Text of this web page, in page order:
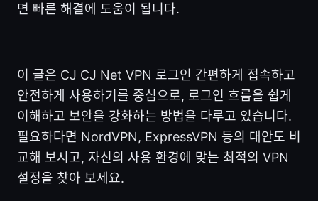
면 빠른 해결에 도움이 됩니다.
이 글은 CJ CJ Net VPN 로그인 간편하게 접속하고
안전하게 사용하기를 중심으로, 로그인 흐름을 쉽게
이해하고 보안을 강화하는 방법을 다루고 있습니다.
필요하다면 NordVPN, ExpressVPN 등의 대안도 비
교해 보시고, 자신의 사용 환경에 맞는 최적의 VPN
설정을 찾아 보세요.